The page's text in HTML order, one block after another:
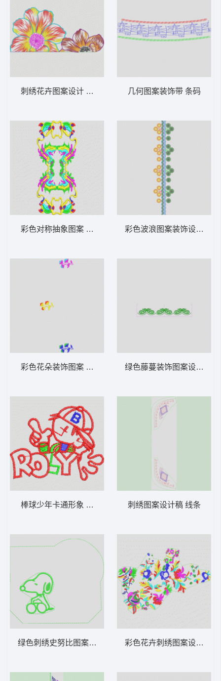
刺绣花卉图案设计 漂亮的大花朵
彩色对称抽象图案 中国风吉祥
彩色花朵装饰图案 简单花朵
棒球少年卡通形象 戴帽子的小朋友
绿色刺绣史努比图案 狗snoopy
几何图案装饰带 条码
彩色波浪图案装饰设计 条码
绿色藤蔓装饰图案设计 条码
刺绣图案设计稿 线条
彩色花卉刺绣图案设计图